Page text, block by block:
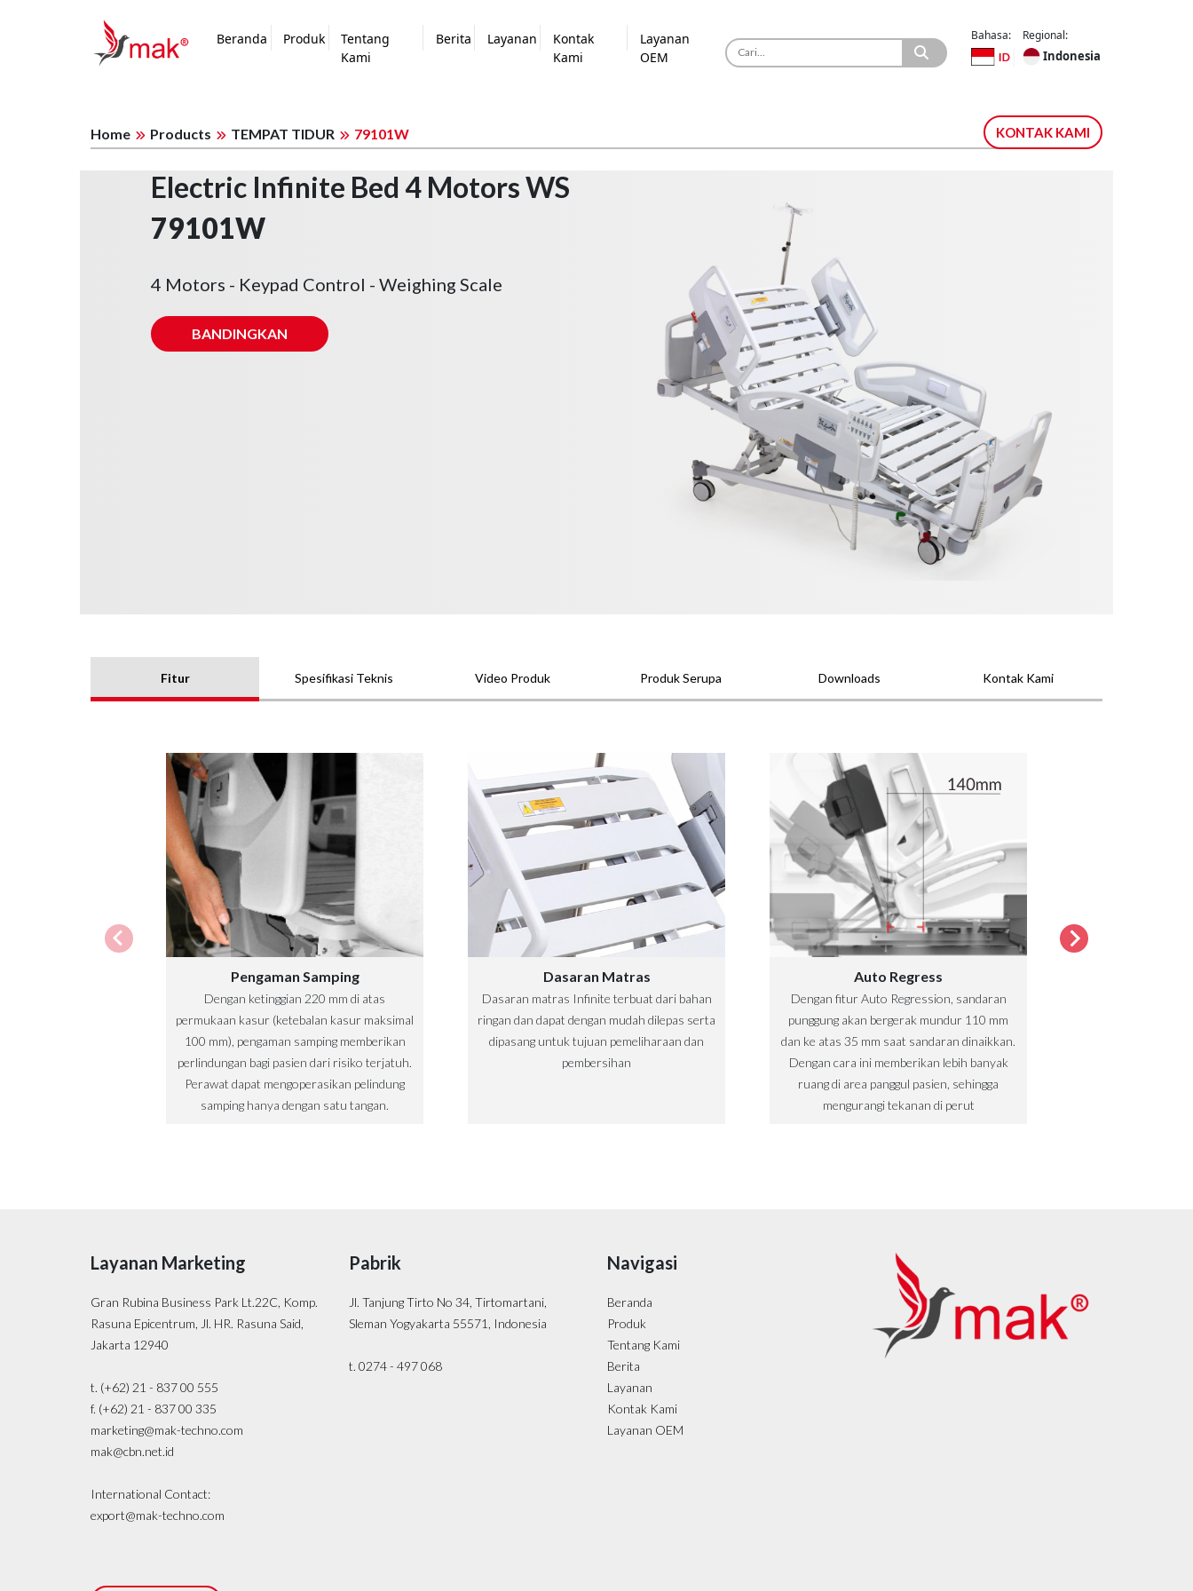
Beranda Produk
Tentang
Kami
Berita Layanan
Kontak
Kami
Layanan
OEM
Bahasa: Regional:
Indonesia
Home Products TEMPAT TIDUR 79101W KONTAK KAMI
Electric Infinite Bed 4 Motors WS
79101W
4 Motors - Keypad Control - Weighing Scale
BANDINGKAN
Fitur Spesifikasi Teknis Video Produk Produk Serupa Downloads Kontak Kami
Pengaman Samping
Dengan ketinggian 220 mm di atas
permukaan kasur (ketebalan kasur maksimal
100 mm), pengaman samping memberikan
perlindungan bagi pasien dari risiko terjatuh.
Perawat dapat mengoperasikan pelindung
samping hanya dengan satu tangan.
Dasaran Matras
Dasaran matras Infinite terbuat dari bahan
ringan dan dapat dengan mudah dilepas serta
dipasang untuk tujuan pemeliharaan dan
pembersihan
Auto Regress
Dengan fitur Auto Regression, sandaran
punggung akan bergerak mundur 110 mm
dan ke atas 35 mm saat sandaran dinaikkan.
Dengan cara ini memberikan lebih banyak
ruang di area panggul pasien, sehingga
mengurangi tekanan di perut
Layanan Marketing
Gran Rubina Business Park Lt.22C, Komp.
Rasuna Epicentrum, Jl. HR. Rasuna Said,
Jakarta 12940
t. (+62) 21 - 837 00 555
f. (+62) 21 - 837 00 335
marketing@mak-techno.com
mak@cbn.net.id
International Contact:
export@mak-techno.com
Pabrik
Jl. Tanjung Tirto No 34, Tirtomartani,
Sleman Yogyakarta 55571, Indonesia
t. 0274 - 497 068
Navigasi
Beranda
Produk
Tentang Kami
Berita
Layanan
Kontak Kami
Layanan OEM